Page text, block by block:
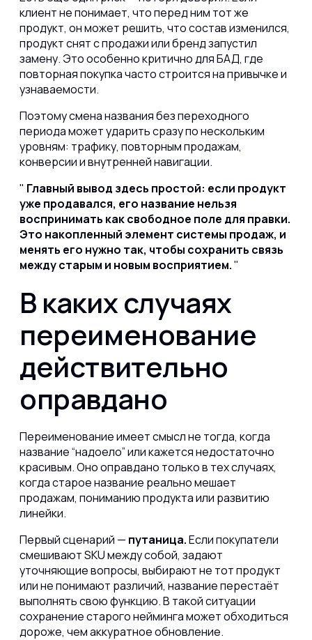
клиент не понимает, что перед ним тот же
продукт, он может решить, что состав изменился,
продукт снят с продажи или бренд запустил
замену. Это особенно критично для БАД, где
повторная покупка часто строится на привычке и
узнаваемости.
Поэтому смена названия без переходного
периода может ударить сразу по нескольким
уровням: трафику, повторным продажам,
конверсии и внутренней навигации.
Главный вывод здесь простой: если продукт
уже продавался, его название нельзя
воспринимать как свободное поле для правки.
Это накопленный элемент системы продаж, и
менять его нужно так, чтобы сохранить связь
между старым и новым восприятием.
В каких случаях
переименование
действительно
оправдано
Переименование имеет смысл не тогда, когда
название “надоело” или кажется недостаточно
красивым. Оно оправдано только в тех случаях,
когда старое название реально мешает
продажам, пониманию продукта или развитию
линейки.
Первый сценарий — путаница.Если покупатели
смешивают SKU между собой, задают
уточняющие вопросы, выбирают не тот продукт
или не понимают различий, название перестаёт
выполнять свою функцию. В такой ситуации
сохранение старого нейминга может обходиться
дороже, чем аккуратное обновление.